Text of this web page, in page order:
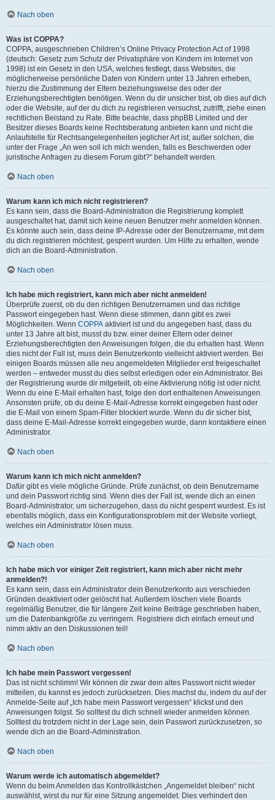
Nach oben
Was ist COPPA?
COPPA, ausgeschrieben Children’s Online Privacy Protection Act of 1998
(deutsch: Gesetz zum Schutz der Privatsphäre von Kindern im Internet von
1998) ist ein Gesetz in den USA, welches festlegt, dass Websites, die
möglicherweise persönliche Daten von Kindern unter 13 Jahren erheben,
hierzu die Zustimmung der Eltern beziehungsweise des oder der
Erziehungsberechtigten benötigen. Wenn du dir unsicher bist, ob dies auf dich
oder die Website, auf der du dich zu registrieren versuchst, zutrifft, ziehe einen
rechtlichen Beistand zu Rate. Bitte beachte, dass phpBB Limited und der
Besitzer dieses Boards keine Rechtsberatung anbieten kann und nicht die
Anlaufstelle für Rechtsangelegenheiten jeglicher Art ist; außer solchen, die
unter der Frage „An wen soll ich mich wenden, falls es Beschwerden oder
juristische Anfragen zu diesem Forum gibt?“ behandelt werden.
Nach oben
Warum kann ich mich nicht registrieren?
Es kann sein, dass die Board-Administration die Registrierung komplett
ausgeschaltet hat, damit sich keine neuen Benutzer mehr anmelden können.
Es könnte auch sein, dass deine IP-Adresse oder der Benutzername, mit dem
du dich registrieren möchtest, gesperrt wurden. Um Hilfe zu erhalten, wende
dich an die Board-Administration.
Nach oben
Ich habe mich registriert, kann mich aber nicht anmelden!
Überprüfe zuerst, ob du den richtigen Benutzernamen und das richtige
Passwort eingegeben hast. Wenn diese stimmen, dann gibt es zwei
Möglichkeiten. Wenn COPPA aktiviert ist und du angegeben hast, dass du
unter 13 Jahre alt bist, musst du bzw. einer deiner Eltern oder deiner
Erziehungsberechtigten den Anweisungen folgen, die du erhalten hast. Wenn
dies nicht der Fall ist, muss dein Benutzerkonto vielleicht aktiviert werden. Bei
einigen Boards müssen alle neu angemeldeten Mitglieder erst freigeschaltet
werden – entweder musst du dies selbst erledigen oder ein Administrator. Bei
der Registrierung wurde dir mitgeteilt, ob eine Aktivierung nötig ist oder nicht.
Wenn du eine E-Mail erhalten hast, folge den dort enthaltenen Anweisungen.
Ansonsten prüfe, ob du deine E-Mail-Adresse korrekt eingegeben hast oder
die E-Mail von einem Spam-Filter blockiert wurde. Wenn du dir sicher bist,
dass deine E-Mail-Adresse korrekt eingegeben wurde, dann kontaktiere einen
Administrator.
Nach oben
Warum kann ich mich nicht anmelden?
Dafür gibt es viele mögliche Gründe. Prüfe zunächst, ob dein Benutzername
und dein Passwort richtig sind. Wenn dies der Fall ist, wende dich an einen
Board-Administrator, um sicherzugehen, dass du nicht gesperrt wurdest. Es ist
ebenfalls möglich, dass ein Konfigurationsproblem mit der Website vorliegt,
welches ein Administrator lösen muss.
Nach oben
Ich habe mich vor einiger Zeit registriert, kann mich aber nicht mehr
anmelden?!
Es kann sein, dass ein Administrator dein Benutzerkonto aus verschieden
Gründen deaktiviert oder gelöscht hat. Außerdem löschen viele Boards
regelmäßig Benutzer, die für längere Zeit keine Beiträge geschrieben haben,
um die Datenbankgröße zu verringern. Registriere dich einfach erneut und
nimm aktiv an den Diskussionen teil!
Nach oben
Ich habe mein Passwort vergessen!
Das ist nicht schlimm! Wir können dir zwar dein altes Passwort nicht wieder
mitteilen, du kannst es jedoch zurücksetzen. Dies machst du, indem du auf der
Anmelde-Seite auf „Ich habe mein Passwort vergessen“ klickst und den
Anweisungen folgst. So solltest du dich schnell wieder anmelden können.
Solltest du trotzdem nicht in der Lage sein, dein Passwort zurückzusetzen, so
wende dich an die Board-Administration.
Nach oben
Warum werde ich automatisch abgemeldet?
Wenn du beim Anmelden das Kontrollkästchen „Angemeldet bleiben“ nicht
auswählst, wirst du nur für eine Sitzung angemeldet. Dies verhindert den